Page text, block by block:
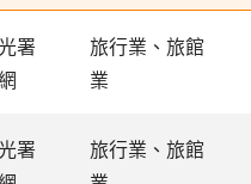
署
旅行業、旅館
業
署
旅行業、旅館